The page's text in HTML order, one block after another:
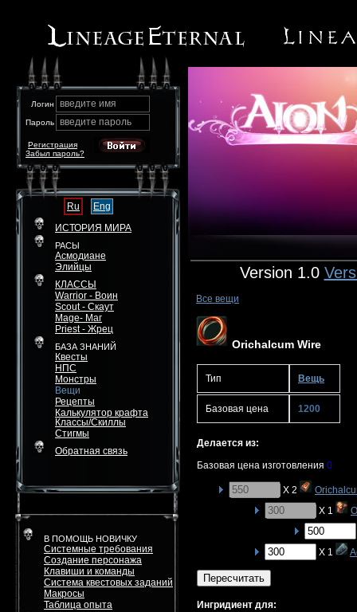
Логин введите имя
Пароль введите пароль
Забыл пароль?
Регистрация
Ru
Eng
ИСТОРИЯ МИРА
РАСЫ
Асмодиане
Элийцы
КЛАССЫ
Warrior - Воин
Scout - Скаут
Mage- Маг
Priest - Жрец
БАЗА ЗНАНИЙ
Квесты
НПС
Монстры
Вещи
Рецепты
Калькулятор крафта
Классы/Скиллы
Стигмы
Обратная связь
В ПОМОЩЬ НОВИЧКУ
Системные требования
Создание персонажа
Клавиши и команды
Система квестовых заданий
Макросы
Таблица опыта
Version 1.0
Все вещи
Orichalcum Wire
Тип Вещь
Базовая цена 1200
Делается из:
Базовая цена изготовления 0
X 2
X 1
X 1
Пересчитать
Ингридиент для: